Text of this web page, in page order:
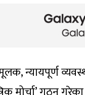
न्यायपूर्ण